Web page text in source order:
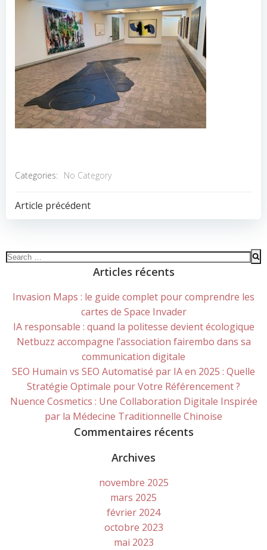
Categories: No Category
POST
Article précédent
Search
Articles récents
Invasion Maps : le guide complet pour comprendre les
cartes de Space Invader
IA responsable : quand la politesse devient écologique
Netbuzz accompagne l’association fairembo dans sa
communication digitale
SEO Humain vs SEO Automatisé par IA en 2025 : Quelle
Stratégie Optimale pour Votre Référencement ?
Nuence Cosmetics : Une Collaboration Digitale Inspirée
par la Médecine Traditionnelle Chinoise
Commentaires récents
Archives
novembre 2025
mars 2025
février 2024
octobre 2023
mai 2023